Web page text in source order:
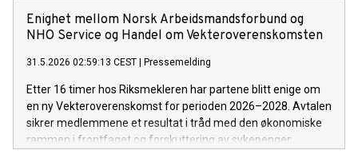
Enighet mellom Norsk Arbeidsmandsforbund og
NHO Service og Handel om Vekteroverenskomsten
31.5.2026 02:59:13 CEST Pressemelding
Etter 16 timer hos Riksmekleren har partene blitt enige om
en ny Vekteroverenskomst for perioden 2026–2028. Avtalen
sikrer medlemmene et resultat i tråd med den økonomiske
rammen i frontfaget og forskuttering av sykepenger.